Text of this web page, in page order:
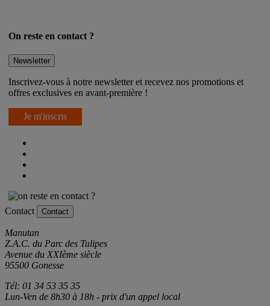
On reste en contact ?
Newsletter
Inscrivez-vous à notre newsletter et recevez nos promotions et
offres exclusives en avant-première !
Je m'inscris
Contact Contact
Manutan
Z.A.C. du Parc des Tulipes
Avenue du XXIème siècle
95500 Gonesse
Tél: 01 34 53 35 35
Lun-Ven de 8h30 à 18h - prix d'un appel local